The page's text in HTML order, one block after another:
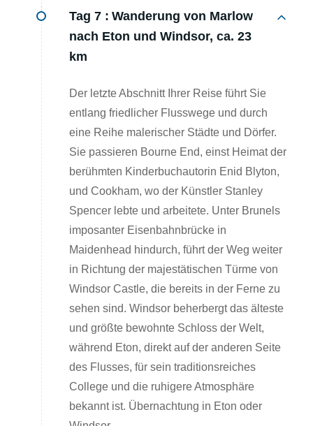
Tag 7 : Wanderung von Marlow
nach Eton und Windsor, ca. 23
km
Der letzte Abschnitt Ihrer Reise führt Sie
entlang friedlicher Flusswege und durch
eine Reihe malerischer Städte und Dörfer.
Sie passieren Bourne End, einst Heimat der
berühmten Kinderbuchautorin Enid Blyton,
und Cookham, wo der Künstler Stanley
Spencer lebte und arbeitete. Unter Brunels
imposanter Eisenbahnbrücke in
Maidenhead hindurch, führt der Weg weiter
in Richtung der majestätischen Türme von
Windsor Castle, die bereits in der Ferne zu
sehen sind. Windsor beherbergt das älteste
und größte bewohnte Schloss der Welt,
während Eton, direkt auf der anderen Seite
des Flusses, für sein traditionsreiches
College und die ruhigere Atmosphäre
bekannt ist. Übernachtung in Eton oder